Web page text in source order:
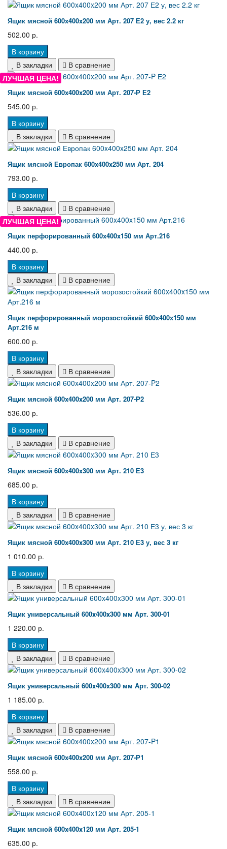
Ящик мясной 600x400x200 мм Арт. 207 Е2 у, вес 2.2 кг
502.00 р.
В корзину
В закладки
В сравнение
ЛУЧШАЯ ЦЕНА!
Ящик мясной 600x400x200 мм Арт. 207-P Е2
545.00 р.
В корзину
В закладки
В сравнение
Ящик мясной Европак 600x400x250 мм Арт. 204
793.00 р.
В корзину
В закладки
В сравнение
ЛУЧШАЯ ЦЕНА!
Ящик перфорированный 600x400x150 мм Арт.216
440.00 р.
В корзину
В закладки
В сравнение
Ящик перфорированный морозостойкий 600x400x150 мм
Арт.216 м
600.00 р.
В корзину
В закладки
В сравнение
Ящик мясной 600x400x200 мм Арт. 207-P2
536.00 р.
В корзину
В закладки
В сравнение
Ящик мясной 600x400x300 мм Арт. 210 Е3
685.00 р.
В корзину
В закладки
В сравнение
Ящик мясной 600x400x300 мм Арт. 210 Е3 у, вес 3 кг
1 010.00 р.
В корзину
В закладки
В сравнение
Ящик универсальный 600x400x300 мм Арт. 300-01
1 220.00 р.
В корзину
В закладки
В сравнение
Ящик универсальный 600x400x300 мм Арт. 300-02
1 185.00 р.
В корзину
В закладки
В сравнение
Ящик мясной 600x400x200 мм Арт. 207-P1
558.00 р.
В корзину
В закладки
В сравнение
Ящик мясной 600x400x120 мм Арт. 205-1
635.00 р.